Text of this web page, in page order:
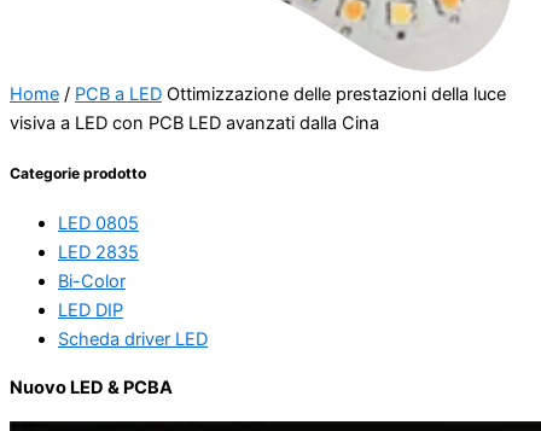
Home / PCB a LED Ottimizzazione delle prestazioni della luce
visiva a LED con PCB LED avanzati dalla Cina
Categorie prodotto
LED 0805
LED 2835
Bi-Color
LED DIP
Scheda driver LED
Nuovo LED & PCBA